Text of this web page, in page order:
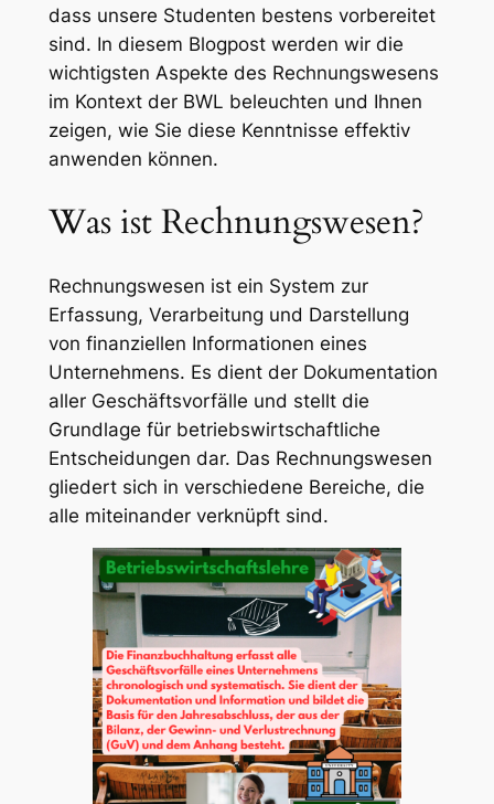
dass unsere Studenten bestens vorbereitet
sind. In diesem Blogpost werden wir die
wichtigsten Aspekte des Rechnungswesens
im Kontext der BWL beleuchten und Ihnen
zeigen, wie Sie diese Kenntnisse effektiv
anwenden können.
Was ist Rechnungswesen?
Rechnungswesen ist ein System zur
Erfassung, Verarbeitung und Darstellung
von finanziellen Informationen eines
Unternehmens. Es dient der Dokumentation
aller Geschäftsvorfälle und stellt die
Grundlage für betriebswirtschaftliche
Entscheidungen dar. Das Rechnungswesen
gliedert sich in verschiedene Bereiche, die
alle miteinander verknüpft sind.